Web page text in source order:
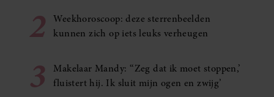
2
Weekhoroscoop: deze sterrenbeelden
kunnen zich op iets leuks verheugen
3
Makelaar Mandy: ‘‘Zeg dat ik moet stoppen,’
fluistert hij. Ik sluit mijn ogen en zwijg’